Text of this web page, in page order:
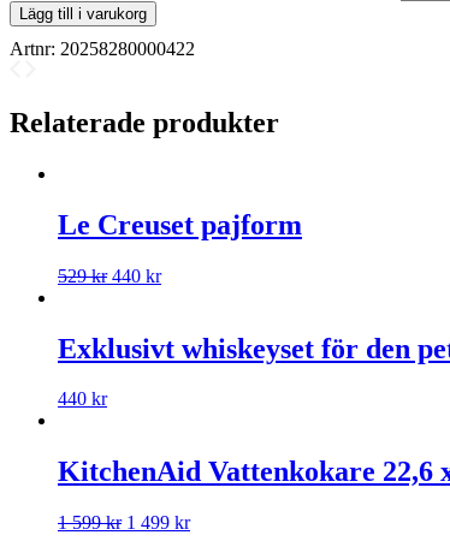
Lägg till i varukorg
Artnr: 20258280000422
Relaterade produkter
Le Creuset pajform
529kr 440 kr
Exklusivt whiskeyset för den
440 kr
KitchenAid Vattenkokare 22,6
1 599kr 1 499 kr